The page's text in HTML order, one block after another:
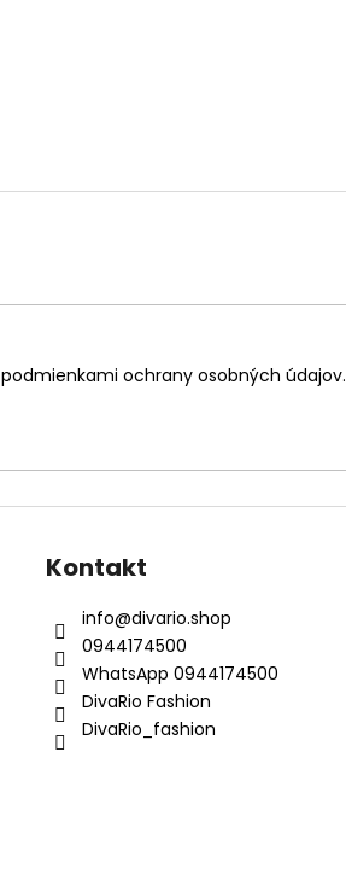
podmienkami ochrany osobných údajov.
Kontakt
info@divario.shop
0944174500
WhatsApp 0944174500
DivaRio Fashion
DivaRio_fashion